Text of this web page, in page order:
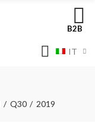
B2B
IT
Q30 2019